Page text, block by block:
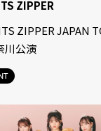
ZIPPER
ZIPPER JAPAN
川公演